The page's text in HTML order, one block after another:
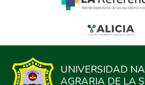
UNIVERSIDAD
AGRARIA DE LA